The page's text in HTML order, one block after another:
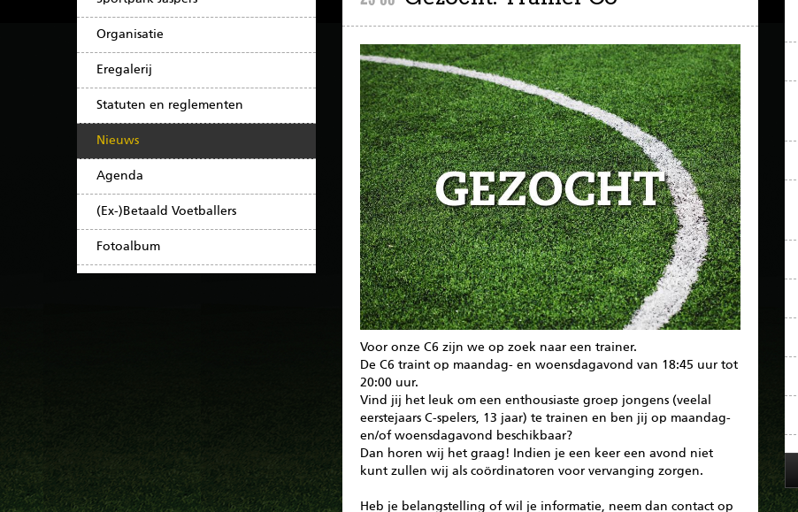
Organisatie
Eregalerij
Statuten en reglementen
Nieuws
Agenda
(Ex-)Betaald Voetballers
Fotoalbum
Voor onze C6 zijn we op zoek naar een trainer.
De C6 traint op maandag- en woensdagavond van 18:45 uur tot
20:00 uur.
Vind jij het leuk om een enthousiaste groep jongens (veelal
eerstejaars C-spelers, 13 jaar) te trainen en ben jij op maandag-
en/of woensdagavond beschikbaar?
Dan horen wij het graag! Indien je een keer een avond niet
kunt zullen wij als coördinatoren voor vervanging zorgen.
Heb je belangstelling of wil je informatie, neem dan contact op